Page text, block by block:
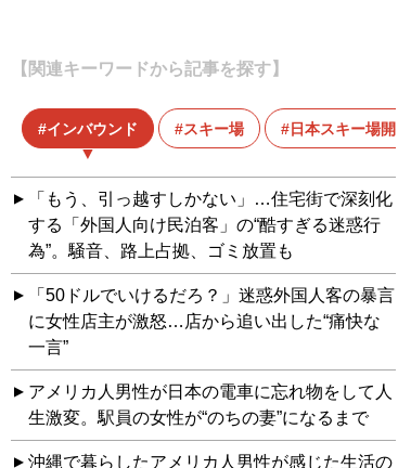
【関連キーワードから記事を探す】
インバウンド スキー場 日本スキー場開発
「もう、引っ越すしかない」…住宅街で深刻化
する「外国人向け民泊客」の“酷すぎる迷惑行
為”。騒音、路上占拠、ゴミ放置も
「50ドルでいけるだろ？」迷惑外国人客の暴言
に女性店主が激怒…店から追い出した“痛快な
一言”
アメリカ人男性が日本の電車に忘れ物をして人
生激変。駅員の女性が“のちの妻”になるまで
沖縄で暮らしたアメリカ人男性が感じた生活の